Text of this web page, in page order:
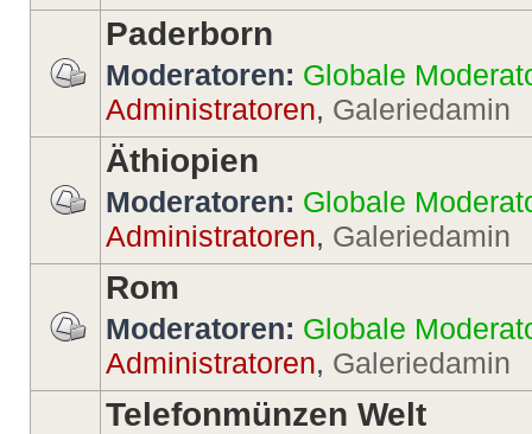
Paderborn
Moderatoren: Globale
Administratoren, Galeriedamin
Äthiopien
Moderatoren: Globale
Administratoren, Galeriedamin
Rom
Moderatoren: Globale
Administratoren, Galeriedamin
Telefonmünzen Welt